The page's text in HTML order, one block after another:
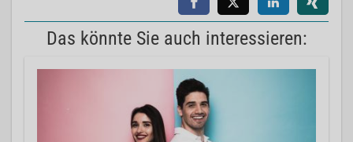
Das könnte Sie auch interessieren: